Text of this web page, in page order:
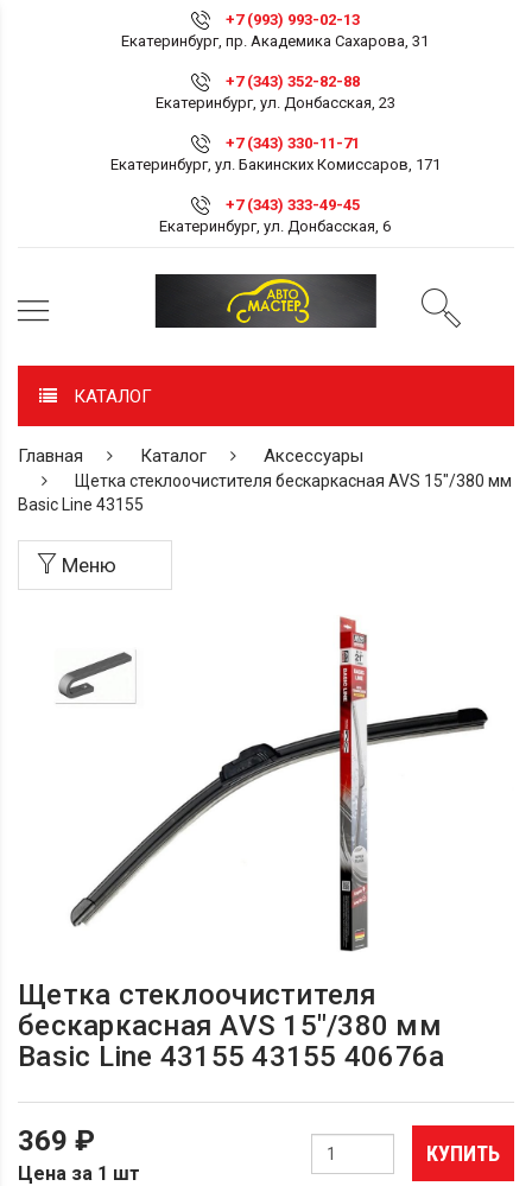
+7 (993) 993-02-13
Екатеринбург, пр. Академика Сахарова, 31
+7 (343) 352-82-88
Екатеринбург, ул. Донбасская, 23
+7 (343) 330-11-71
Екатеринбург, ул. Бакинских Комиссаров, 171
+7 (343) 333-49-45
Екатеринбург, ул. Донбасская, 6
КАТАЛОГ
Главная Каталог Аксессуары
Щетка стеклоочистителя бескаркасная AVS 15"/380 мм
Basic Line 43155
Меню
Щетка стеклоочистителя
бескаркасная AVS 15"/380 мм
Basic Line 43155 43155 40676а
369 ₽
Цена за 1 шт
КУПИТЬ